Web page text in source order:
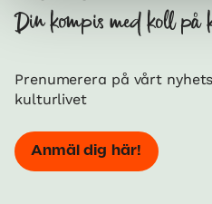
Din kompis med koll
Prenumerera på vårt
kulturlivet
Anmäl dig här!